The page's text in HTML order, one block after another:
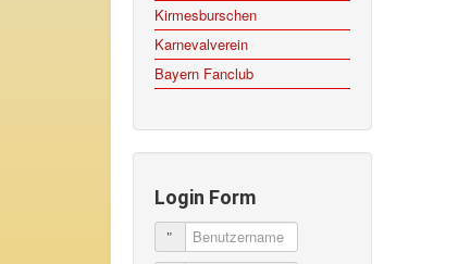
Kirmesburschen
Karnevalverein
Bayern Fanclub
Login Form
Benutzername